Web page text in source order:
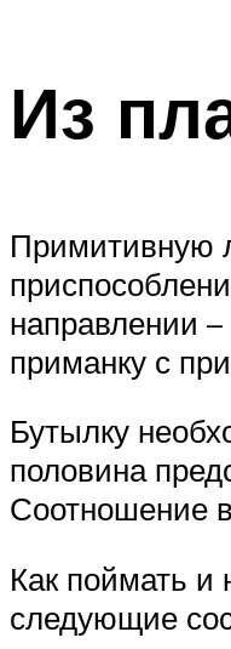
Из
Примитивную
направлении –
приманку с
Бутылку
половина
Соотношение
Как поймать и
следующие